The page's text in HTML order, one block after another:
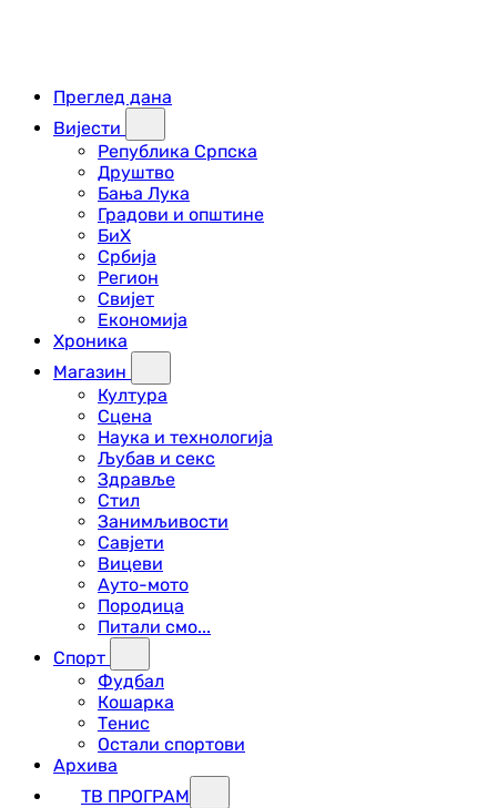
Преглед дана
Вијести
Република Српска
Друштво
Бања Лука
Градови и општине
БиХ
Србија
Регион
Свијет
Економија
Хроника
Магазин
Култура
Сцена
Наука и технологија
Љубав и секс
Здравље
Стил
Занимљивости
Савјети
Вицеви
Ауто-мото
Породица
Питали смо...
Спорт
Фудбал
Кошарка
Тенис
Остали спортови
Архива
ТВ ПРОГРАМ